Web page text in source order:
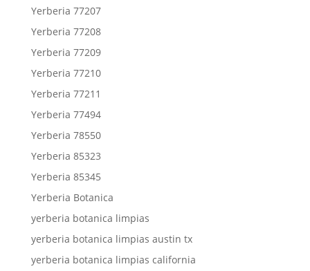
Yerberia 77207
Yerberia 77208
Yerberia 77209
Yerberia 77210
Yerberia 77211
Yerberia 77494
Yerberia 78550
Yerberia 85323
Yerberia 85345
Yerberia Botanica
yerberia botanica limpias
yerberia botanica limpias austin tx
yerberia botanica limpias california